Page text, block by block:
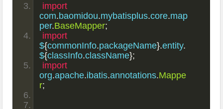
import
com.baomidou.mybatisplus.core.map
per.BaseMapper;
import
${commonInfo.packageName}.entity.
${classInfo.className};
import
org.apache.ibatis.annotations.Mappe
r;